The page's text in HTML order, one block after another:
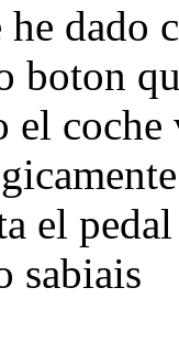
dado
boton
coche
el
sabiais